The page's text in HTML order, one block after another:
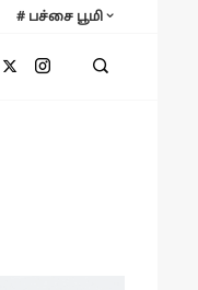
# பச்சை பூமி